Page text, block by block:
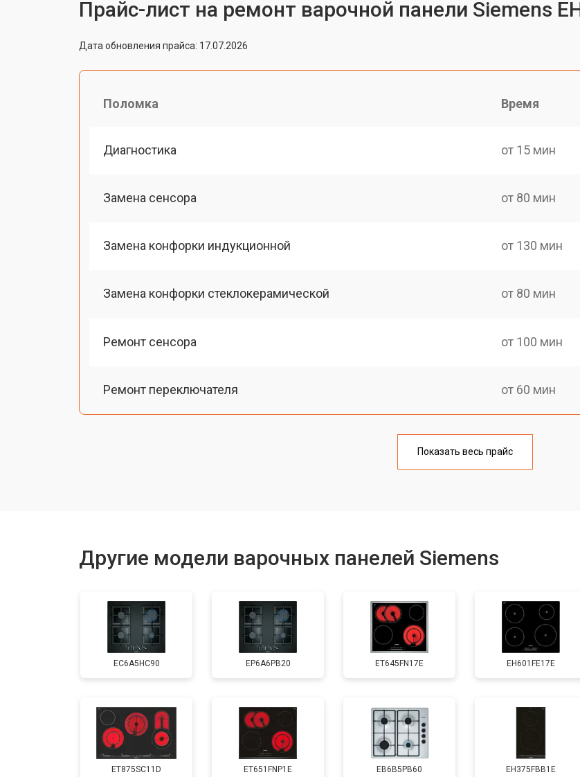
Прайс-лист на ремонт варочной панели Siemens
Дата обновления прайса: 17.07.2026
Поломка Время
Диагностика от 15 мин
Замена сенсора от 80 мин
Замена конфорки индукционной от 130 мин
Замена конфорки стеклокерамической от 80 мин
Ремонт сенсора от 100 мин
Ремонт переключателя от 60 мин
от 140 мин
Показать весь прайс
Другие модели варочных панелей Siemens
EC6A5HC90 EP6A6PB20 ET645FN17E EH601FE17E
ET875SC11D ET651FNP1E EB6B5PB60 EH375FBB1E